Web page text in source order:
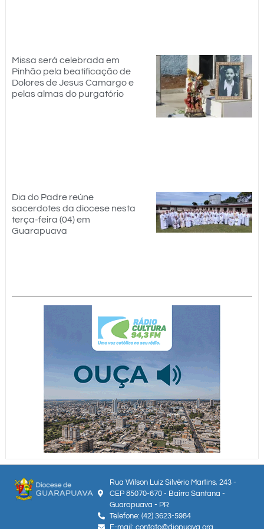
Missa será celebrada em
Pinhão pela beatificação de
Dolores de Jesus Camargo e
pelas almas do purgatório
Dia do Padre reúne
sacerdotes da diocese nesta
terça-feira (04) em
Guarapuava
Rua Wilson Luiz Silvério Martins, 243 -
CEP 85070-670 - Bairro Santana -
Guarapuava - PR
Telefone: (42) 3623-5984
E-mail: contato@diopuava.org